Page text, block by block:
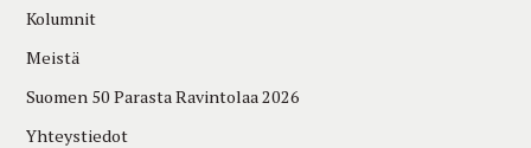
Kolumnit
Meistä
Suomen 50 Parasta Ravintolaa 2026
Yhteystiedot